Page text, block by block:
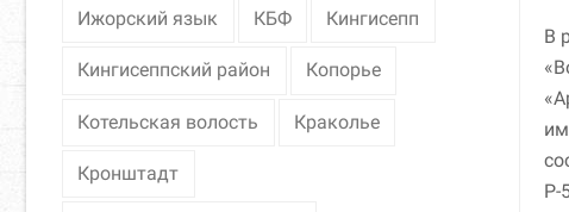
В
Р-
Ижорский язык КБФ Кингисепп
Кингисеппский район Копорье
Котельская волость Краколье
Кронштадт